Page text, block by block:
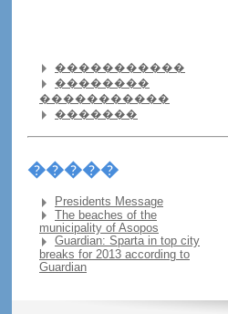
�����������
��������
�����������
�������
�����
Presidents Message
The beaches of the
municipality of Asopos
Guardian: Sparta in top city
breaks for 2013 according to
Guardian